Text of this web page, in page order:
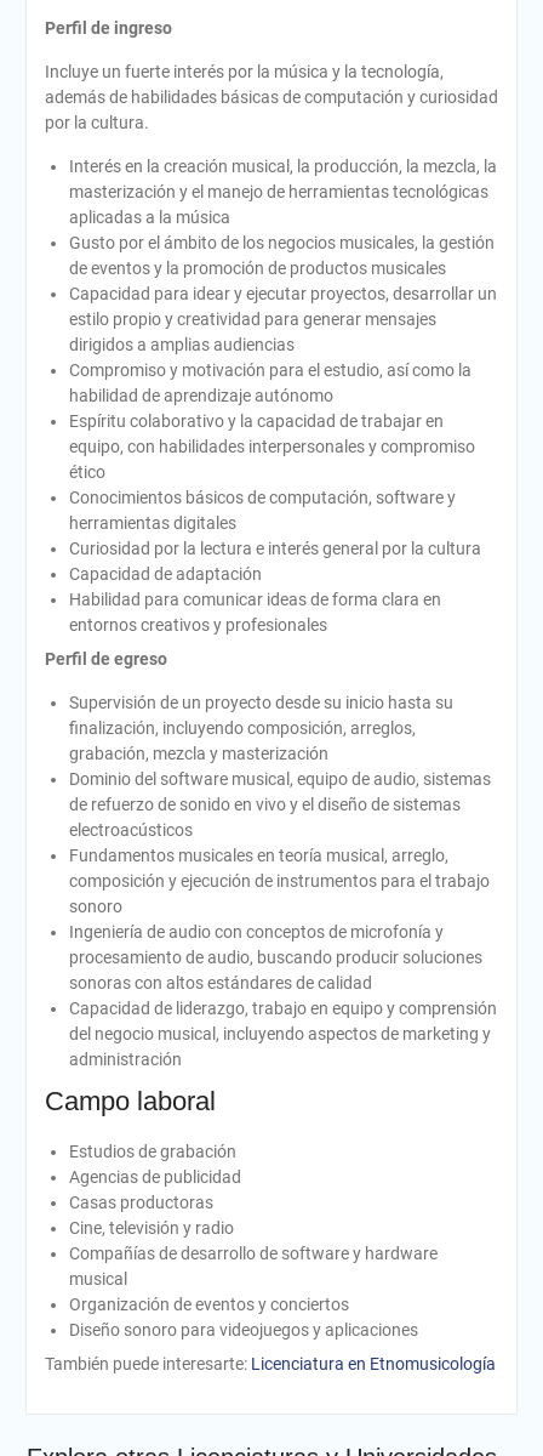
Perfil de ingreso
Incluye un fuerte interés por la música y la tecnología,
además de habilidades básicas de computación y curiosidad
por la cultura.
Interés en la creación musical, la producción, la mezcla, la
masterización y el manejo de herramientas tecnológicas
aplicadas a la música
Gusto por el ámbito de los negocios musicales, la gestión
de eventos y la promoción de productos musicales
Capacidad para idear y ejecutar proyectos, desarrollar un
estilo propio y creatividad para generar mensajes
dirigidos a amplias audiencias
Compromiso y motivación para el estudio, así como la
habilidad de aprendizaje autónomo
Espíritu colaborativo y la capacidad de trabajar en
equipo, con habilidades interpersonales y compromiso
ético
Conocimientos básicos de computación, software y
herramientas digitales
Curiosidad por la lectura e interés general por la cultura
Capacidad de adaptación
Habilidad para comunicar ideas de forma clara en
entornos creativos y profesionales
Perfil de egreso
Supervisión de un proyecto desde su inicio hasta su
finalización, incluyendo composición, arreglos,
grabación, mezcla y masterización
Dominio del software musical, equipo de audio, sistemas
de refuerzo de sonido en vivo y el diseño de sistemas
electroacústicos
Fundamentos musicales en teoría musical, arreglo,
composición y ejecución de instrumentos para el trabajo
sonoro
Ingeniería de audio con conceptos de microfonía y
procesamiento de audio, buscando producir soluciones
sonoras con altos estándares de calidad
Capacidad de liderazgo, trabajo en equipo y comprensión
del negocio musical, incluyendo aspectos de marketing y
administración
Campo laboral
Estudios de grabación
Agencias de publicidad
Casas productoras
Cine, televisión y radio
Compañías de desarrollo de software y hardware
musical
Organización de eventos y conciertos
Diseño sonoro para videojuegos y aplicaciones
También puede interesarte: Licenciatura en Etnomusicología